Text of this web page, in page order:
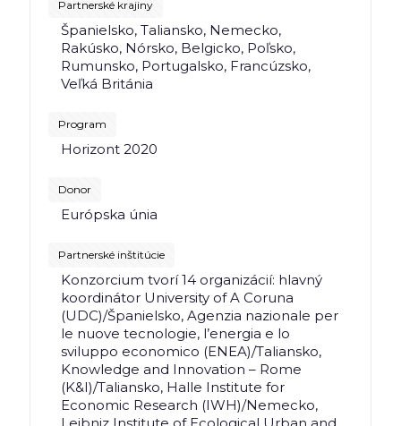
Partnerské krajiny
Španielsko, Taliansko, Nemecko,
Rakúsko, Nórsko, Belgicko, Poľsko,
Rumunsko, Portugalsko, Francúzsko,
Veľká Británia
Program
Horizont 2020
Donor
Európska únia
Partnerské inštitúcie
Konzorcium tvorí 14 organizácií: hlavný
koordinátor University of A Coruna
(UDC)/Španielsko, Agenzia nazionale per
le nuove tecnologie, l’energia e lo
sviluppo economico (ENEA)/Taliansko,
Knowledge and Innovation – Rome
(K&I)/Taliansko, Halle Institute for
Economic Research (IWH)/Nemecko,